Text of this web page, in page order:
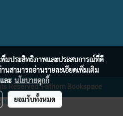
Reserved. Fathom Bookspace
MakeWebEasy.com
พิ่มประสิทธิภาพและประสบการณ์ที่ดี
นสามารถอ่านรายละเอียดเพิ่มเติม
และ นโยบายคุกกี้
ยอมรับทั้งหมด